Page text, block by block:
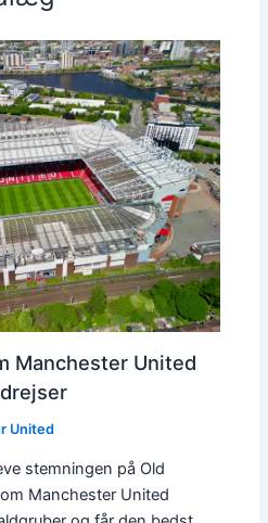
Manchester United
United
stemningen på Old
Manchester United